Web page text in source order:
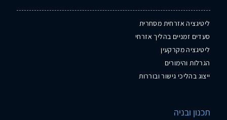
ליטיגציה אזרחית מסחרית
סעדים זמניים בהליך אזרחי
ליטיגציה מקרקעין
הגרלות והימורים
ייצוג בהליכי גישור ובוררות
תכנון ובניה